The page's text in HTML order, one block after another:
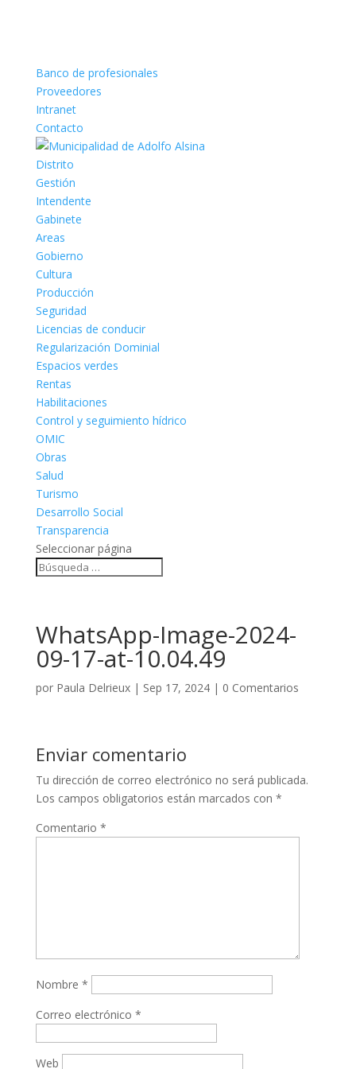
Banco de profesionales
Proveedores
Intranet
Contacto
Distrito
Gestión
Intendente
Gabinete
Areas
Gobierno
Cultura
Producción
Seguridad
Licencias de conducir
Regularización Dominial
Espacios verdes
Rentas
Habilitaciones
Control y seguimiento hídrico
OMIC
Obras
Salud
Turismo
Desarrollo Social
Transparencia
Seleccionar página
WhatsApp-Image-2024-
09-17-at-10.04.49
por Paula Delrieux| Sep 17, 2024| 0 Comentarios
Enviar comentario
Tu dirección de correo electrónico no será publicada.
Los campos obligatorios están marcados con *
Comentario *
Nombre *
Correo electrónico *
Web